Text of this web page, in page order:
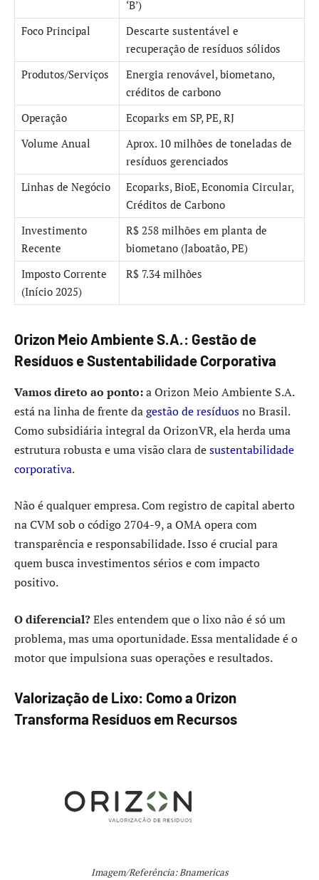
‘B’)
Foco Principal
Descarte sustentável e
recuperação de resíduos sólidos
Produtos/Serviços
Energia renovável, biometano,
créditos de carbono
Operação
Ecoparks em SP, PE, RJ
Volume Anual
Aprox. 10 milhões de toneladas de
resíduos gerenciados
Linhas de Negócio
Ecoparks, BioE, Economia Circular,
Créditos de Carbono
Investimento
Recente
R$ 258 milhões em planta de
biometano (Jaboatão, PE)
Imposto Corrente
(Início 2025)
R$ 7.34 milhões
Orizon Meio Ambiente S.A.: Gestão de
Resíduos e Sustentabilidade Corporativa
Vamos direto ao ponto:a Orizon Meio Ambiente S.A.
está na linha de frente dagestão de resíduosno Brasil.
Como subsidiária integral da OrizonVR, ela herda uma
estrutura robusta e uma visão clara desustentabilidade
corporativa.
Não é qualquer empresa. Com registro de capital aberto
na CVM sob o código 2704-9, a OMA opera com
transparência e responsabilidade. Isso é crucial para
quem busca investimentos sérios e com impacto
positivo.
O diferencial?Eles entendem que o lixo não é só um
problema, mas uma oportunidade. Essa mentalidade é o
motor que impulsiona suas operações e resultados.
Valorização de Lixo: Como a Orizon
Transforma Resíduos em Recursos
Imagem/Referência: Bnamericas